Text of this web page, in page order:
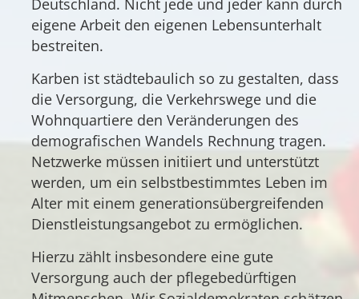
Deutschland. Nicht jede und jeder kann durch
eigene Arbeit den eigenen Lebensunterhalt
bestreiten.
Karben ist städtebaulich so zu gestalten, dass
die Versorgung, die Verkehrswege und die
Wohnquartiere den Veränderungen des
demografischen Wandels Rechnung tragen.
Netzwerke müssen initiiert und unterstützt
werden, um ein selbstbestimmtes Leben im
Alter mit einem generationsübergreifenden
Dienstleistungsangebot zu ermöglichen.
Hierzu zählt insbesondere eine gute
Versorgung auch der pflegebedürftigen